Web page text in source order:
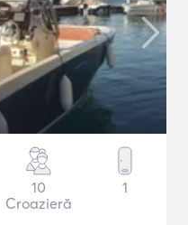
10
Croazieră
1